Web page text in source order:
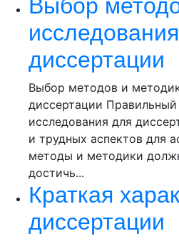
Выбор
диссертации
Выбор методов и
диссертации
исследования для
и трудных аспектов для
методы и методики
достичь...
Краткая
диссертации